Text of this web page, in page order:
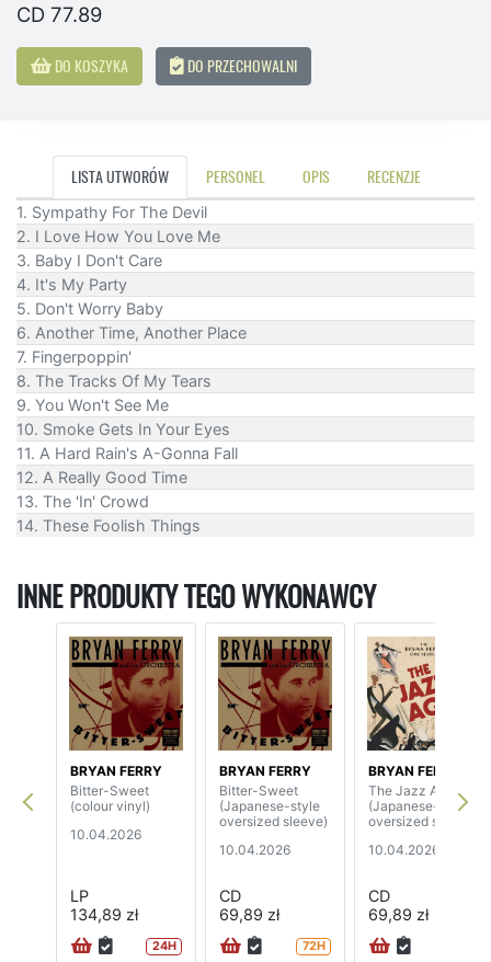
CD 77.89
DO KOSZYKA DO PRZECHOWALNI
LISTA UTWORÓW PERSONEL OPIS RECENZJE
1. Sympathy For The Devil
2. I Love How You Love Me
3. Baby I Don't Care
4. It's My Party
5. Don't Worry Baby
6. Another Time, Another Place
7. Fingerpoppin'
8. The Tracks Of My Tears
9. You Won't See Me
10. Smoke Gets In Your Eyes
11. A Hard Rain's A-Gonna Fall
12. A Really Good Time
13. The 'In' Crowd
14. These Foolish Things
INNE PRODUKTY TEGO WYKONAWCY
BRYAN FERRY
Bitter-Sweet
(colour vinyl)
10.04.2026
LP
134,89 zł
24H
BRYAN FERRY
Bitter-Sweet
(Japanese-style
oversized sleeve)
10.04.2026
CD
69,89 zł
72H
BRYAN FERRY
The Jazz Age
(Japanese-style
oversized sleeve)
10.04.2026
CD
69,89 zł